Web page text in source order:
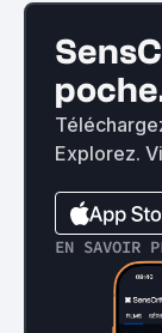
Explorez.
EN SAVOIR